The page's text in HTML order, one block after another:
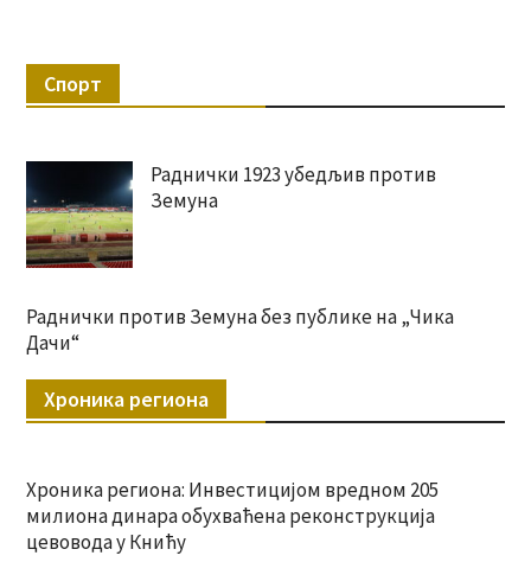
Спорт
Раднички 1923 убедљив против
Земуна
Раднички против Земуна без публике на „Чика
Дачи“
Хроника региона
Хроника региона: Инвестицијом вредном 205
милиона динара обухваћена реконструкција
цевовода у Книћу